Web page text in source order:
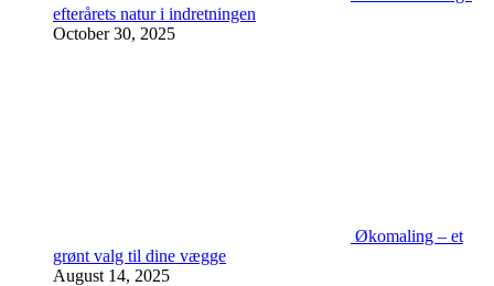
efterårets natur i indretningen
October 30, 2025
Økomaling – et
grønt valg til dine vægge
August 14, 2025